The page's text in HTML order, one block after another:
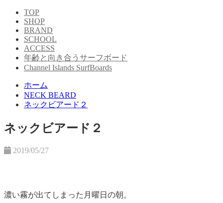
TOP
SHOP
BRAND
SCHOOL
ACCESS
年齢と向き合うサーフボード
Channel Islands SurfBoards
ホーム
NECK BEARD
ネックビアード２
ネックビアード２
2019/05/27
濃い霧が出てしまった月曜日の朝。